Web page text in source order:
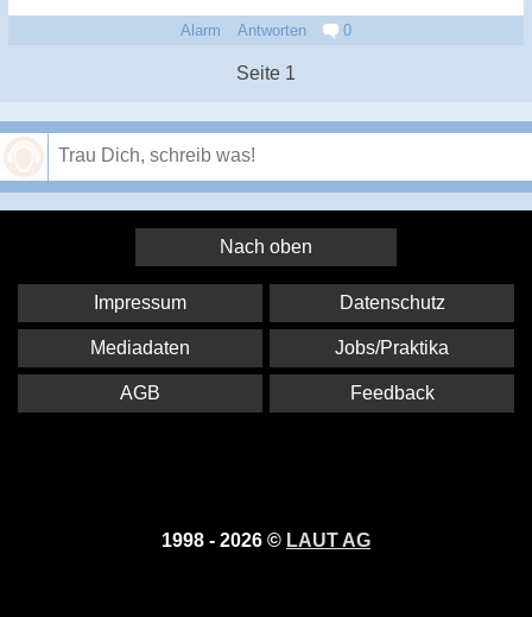
Alarm Antworten 0
Seite 1
Nach oben
1998 - 2026 © LAUT AG
Impressum Datenschutz
Mediadaten Jobs/Praktika
AGB Feedback